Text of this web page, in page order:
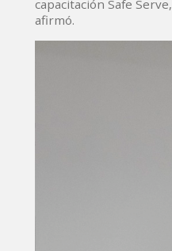
capacitación Safe
afirmó.